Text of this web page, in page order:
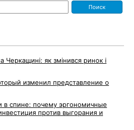
Черкащині: як змінився ринок і
изменил представление о
в спине: почему эргономичные
против выгорания и